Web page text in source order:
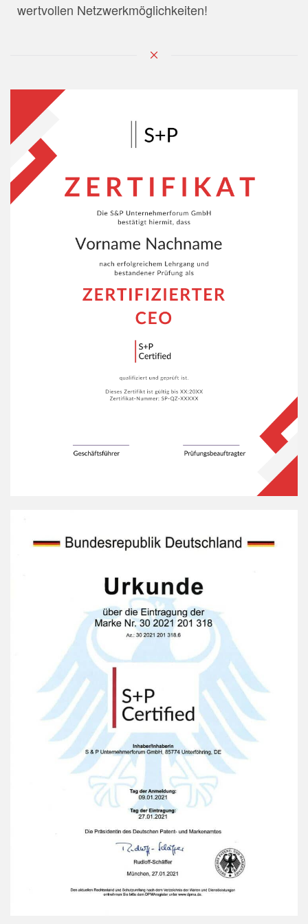
wertvollen Netzwerkmöglichkeiten!